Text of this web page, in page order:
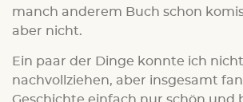
manch anderem Buch schon
aber nicht.
Ein paar der Dinge konnte ich nicht
nachvollziehen, aber insgesamt